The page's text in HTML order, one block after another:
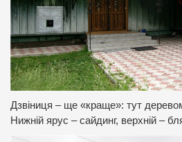
Дзвіниця – ще «краще»: тут
Нижній ярус – сайдинг, верхній –